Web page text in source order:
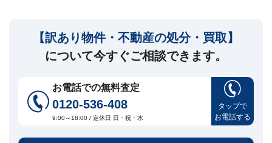
📊
り
物
件
実
績
全
国
都
【訳あり物件・不動産の処分・買取】
について今すぐご相談できます。
お電話での無料査定
0120-536-408
9:00～18:00 / 定休日 日・祝・水
タップで
お電話する